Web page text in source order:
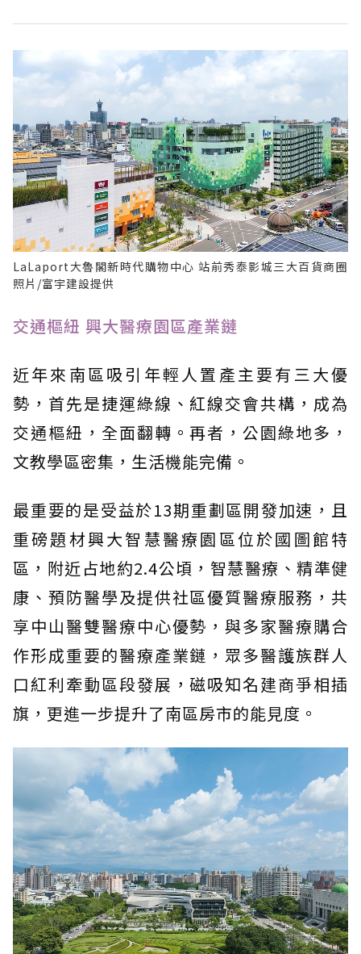
LaLaport大魯閣新時代購物中心 站前秀泰影城三大百貨商圈
照片/富宇建設提供
交通樞紐 興大醫療園區產業鏈
近年來南區吸引年輕人置產主要有三大優
勢，首先是捷運綠線、紅線交會共構，成為
交通樞紐，全面翻轉。再者，公園綠地多，
文教學區密集，生活機能完備。
最重要的是受益於13期重劃區開發加速，且
重磅題材興大智慧醫療園區位於國圖館特
區，附近占地約2.4公頃，智慧醫療、精準健
康、預防醫學及提供社區優質醫療服務，共
享中山醫雙醫療中心優勢，與多家醫療購合
作形成重要的醫療產業鏈，眾多醫護族群人
口紅利牽動區段發展，磁吸知名建商爭相插
旗，更進一步提升了南區房市的能見度。